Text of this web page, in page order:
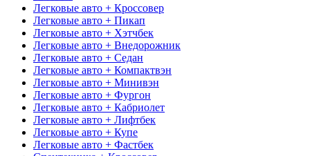
Легковые авто + Кроссовер
Легковые авто + Пикап
Легковые авто + Хэтчбек
Легковые авто + Внедорожник
Легковые авто + Седан
Легковые авто + Компактвэн
Легковые авто + Минивэн
Легковые авто + Фургон
Легковые авто + Кабриолет
Легковые авто + Лифтбек
Легковые авто + Купе
Легковые авто + Фастбек